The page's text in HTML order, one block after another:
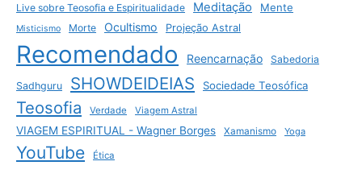
Live sobre Teosofia e Espiritualidade
Meditação Mente
Misticismo Morte Ocultismo Projeção Astral
Recomendado Reencarnação Sabedoria
Sadhguru SHOWDEIDEIAS Sociedade Teosófica
Teosofia Verdade Viagem Astral
VIAGEM ESPIRITUAL - Wagner Borges Xamanismo Yoga
YouTube Ética